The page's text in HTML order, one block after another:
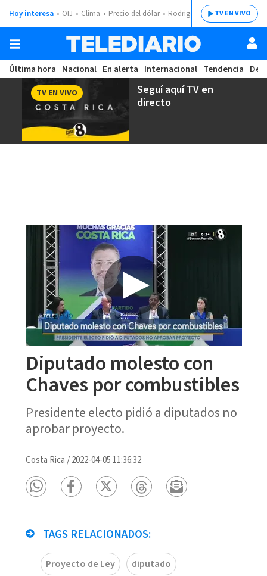
Hoy interesa OIJ Clima Precio del dólar Rodrigo ChavesTV EN VIVO
Última hora Nacional En alerta Internacional Tendencia
Seguí aquíTV en
directo
TV EN VIVO
Diputado molesto con
Chaves por combustibles
Presidente electo pidió a diputados no
aprobar proyecto.
Costa Rica /2022-04-05 11:36:32
TAGS RELACIONADOS:
Proyecto de Ley diputado